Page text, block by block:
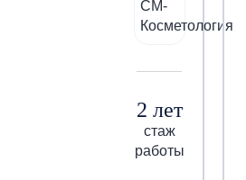
2 лет
стаж
работы